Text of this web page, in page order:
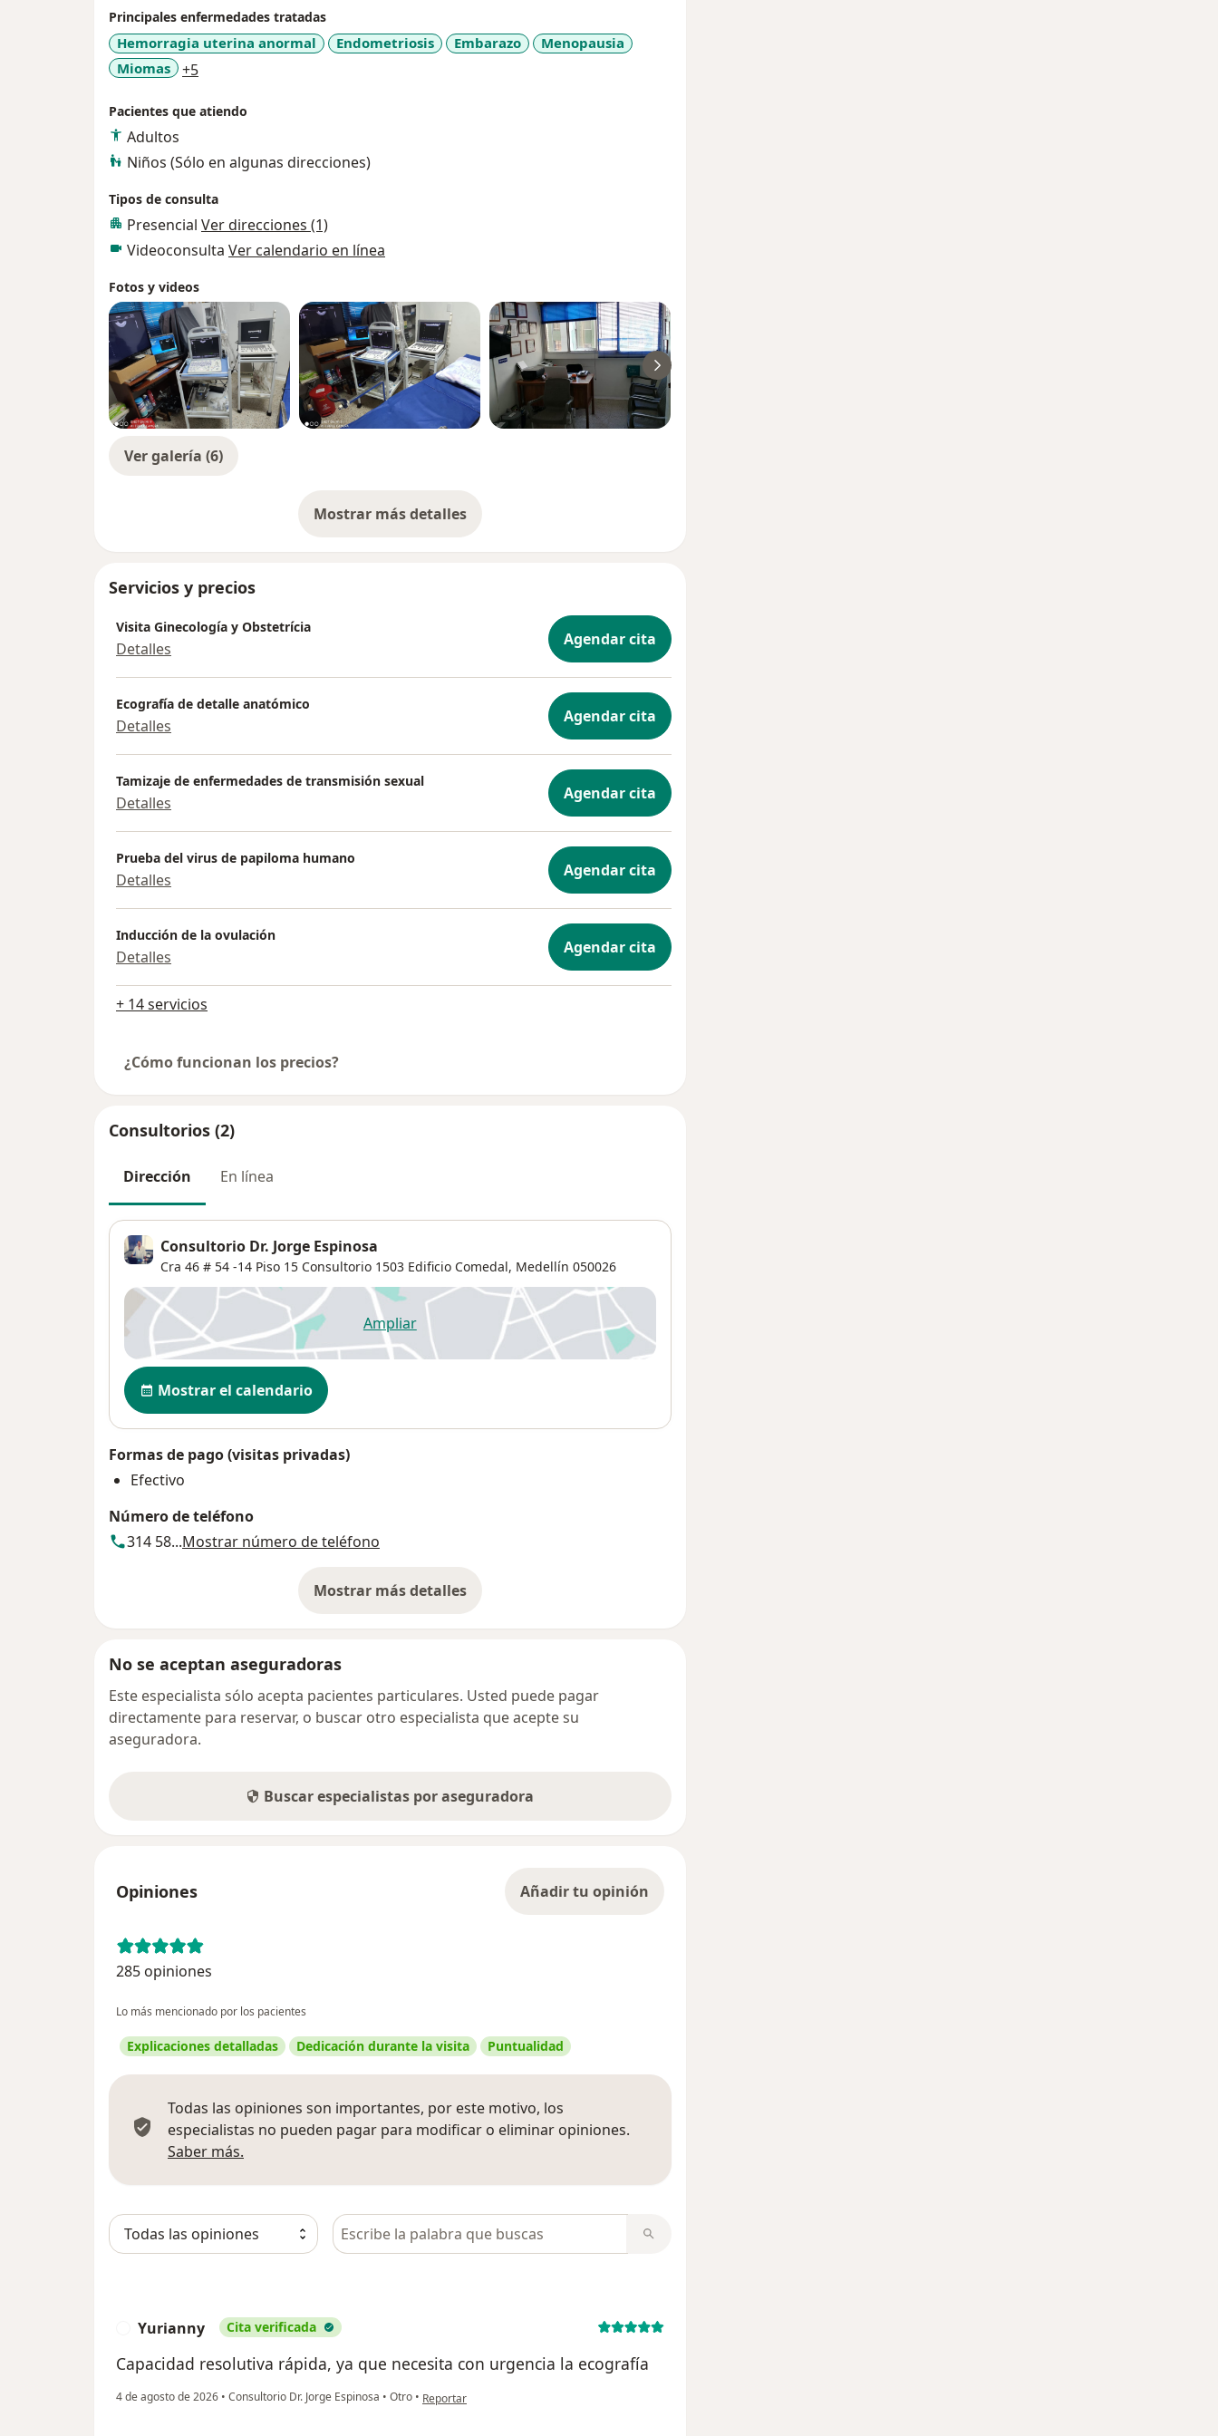
Principales enfermedades tratadas
Hemorragia uterina anormal Endometriosis Embarazo
Menopausia
Miomas
+5a11y_sr_more_diseases
Pacientes que atiendo
Adultos
Niños (Sólo en algunas direcciones)
Tipos de consulta
Presencial Ver direcciones (1)
Videoconsulta Ver calendario en línea
Fotos y videos
Ver galería (6)
Mostrar más detalles
sobre la experiencia
Servicios y precios
Visita Ginecología y Obstetrícia
Detalles Agendar cita
Ecografía de detalle anatómico
Detalles Agendar cita
Tamizaje de enfermedades de transmisión sexual
Detalles Agendar cita
Prueba del virus de papiloma humano
Detalles Agendar cita
Inducción de la ovulación
Detalles Agendar cita
+ 14 servicios
¿Cómo funcionan los precios?
Consultorios (2)
Dirección En línea
Consultorio Dr. Jorge Espinosa
Cra 46 # 54 -14 Piso 15 Consultorio 1503 Edificio Comedal, Medellín 050026
Ampliarse abre en una nueva pestaña
Disponibilidad
Mostrar el calendario
Formas de pago (visitas privadas)
Efectivo
Número de teléfono
314 58...Mostrar número de teléfono
Mostrar más detalles
sobre la dirección
No se aceptan aseguradoras
Este especialista sólo acepta pacientes particulares. Usted puede pagar
directamente para reservar, o buscar otro especialista que acepte su
aseguradora.
Buscar especialistas por aseguradora
Opiniones Añadir tu opinión
285 opiniones
Lo más mencionado por los pacientes
Explicaciones detalladas Dedicación durante la visita Puntualidad
Todas las opiniones son importantes, por este motivo, los
especialistas no pueden pagar para modificar o eliminar opiniones.
Saber más.
Busca en opiniones
Yurianny Cita verificada
Capacidad resolutiva rápida, ya que necesita con urgencia la ecografía
4 de agosto de 2026 • Consultorio Dr. Jorge Espinosa • Otro • en opinión del usuario Yurianny
Reportar